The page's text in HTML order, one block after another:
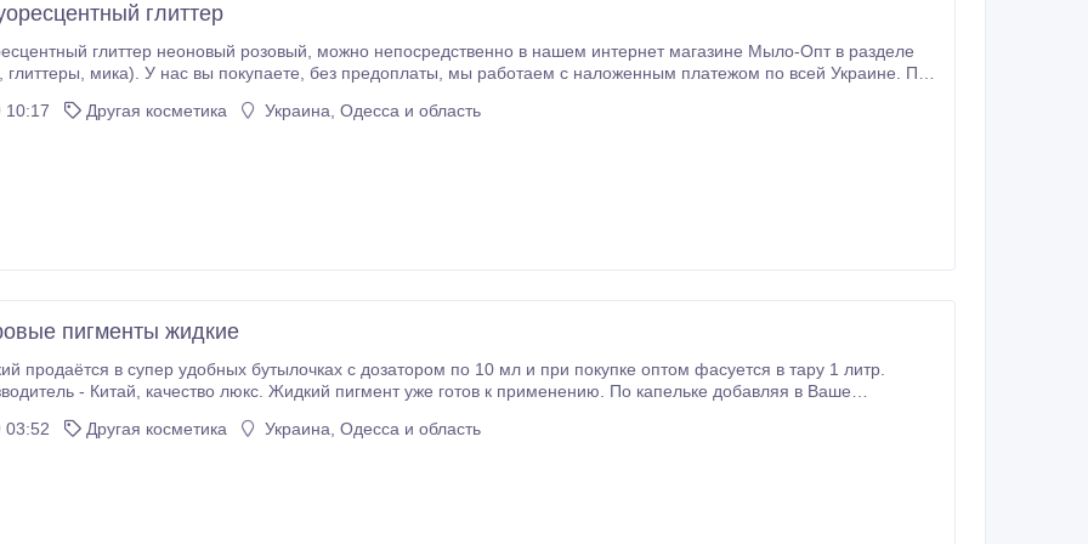
глиттер
розовый, можно непосредственно в нашем интернет магазине Мыло-Опт в разделе
10:17 Другая косметика Украина, Одесса и область
пигменты жидкие
продаётся в супер удобных бутылочках с дозатором по 10 мл и при покупке оптом фасуется в тару 1 литр.
пигмент уже готов к применению. По капельке добавляя в Ваше
позитив и здоровье.
03:52 Другая косметика Украина, Одесса и область